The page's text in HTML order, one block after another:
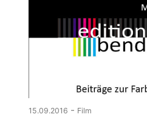
15.09.2016 - Film